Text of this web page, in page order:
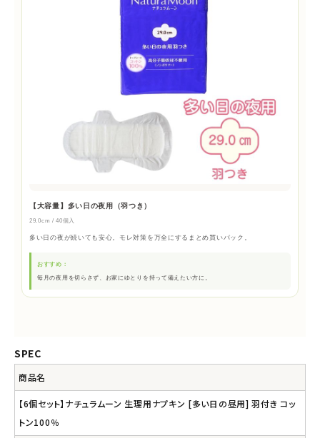
【大容量】多い日の夜用（羽つき）
29.0cm / 40個入
多い日の夜が続いても安心。モレ対策を万全にするまとめ買いパック。
おすすめ：
毎月の夜用を切らさず、お家にゆとりを持って備えたい方に。
SPEC
商品名
【6個セット】ナチュラムーン 生理用ナプキン [多い日の昼用] 羽付き コッ
トン100％